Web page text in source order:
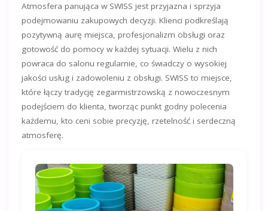
Atmosfera panująca w SWISS jest przyjazna i sprzyja
podejmowaniu zakupowych decyzji. Klienci podkreślają
pozytywną aurę miejsca, profesjonalizm obsługi oraz
gotowość do pomocy w każdej sytuacji. Wielu z nich
powraca do salonu regularnie, co świadczy o wysokiej
jakości usług i zadowoleniu z obsługi. SWISS to miejsce,
które łączy tradycję zegarmistrzowską z nowoczesnym
podejściem do klienta, tworząc punkt godny polecenia
każdemu, kto ceni sobie precyzję, rzetelność i serdeczną
atmosferę.